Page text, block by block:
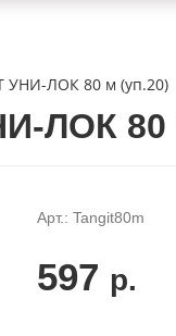
УНИ-ЛОК 80 м (уп.20)
ЛОК 80
Арт.: Tangit80m
597 р.